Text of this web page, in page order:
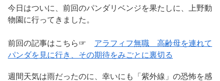
今日はついに、前回のパンダリベンジを果たしに、上野動
物園に行ってきました。
前回の記事はこちら☞ アラフィフ無職 高齢母を連れて
パンダを見に行き、その期待をみごとに裏切る
週間天気は雨だったのに、幸いにも「紫外線」の恐怖を感